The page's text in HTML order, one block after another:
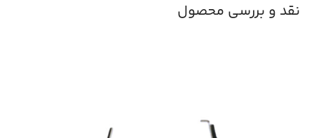
نقد و بررسی محصول